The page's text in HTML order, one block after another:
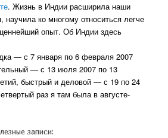
. Жизнь в Индии расширила наши
научила ко многому относиться легче
опыт. Об Индии здесь
— с 7 января по 6 февраля 2007
— с 13 июля 2007 по 13
быстрый и деловой — с 19 по 24
раз я там была в августе-
записи: